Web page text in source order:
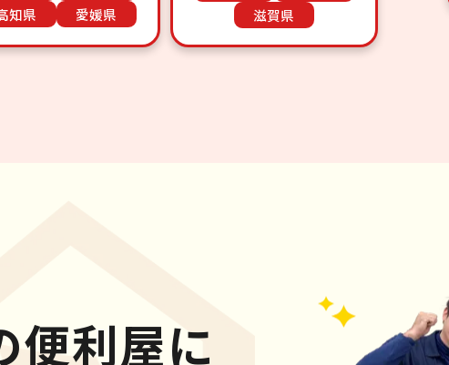
滋賀県
知県
愛媛県
便利屋に